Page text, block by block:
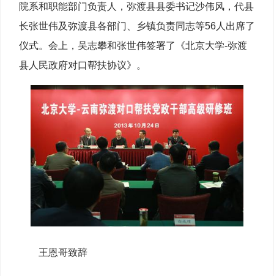
院系和职能部门负责人，弥渡县县委书记沙伟风，代县
长张世伟及弥渡县各部门、乡镇负责同志等56人出席了
仪式。会上，吴志攀和张世伟签署了《北京大学-弥渡
县人民政府对口帮扶协议》。
王恩哥致辞